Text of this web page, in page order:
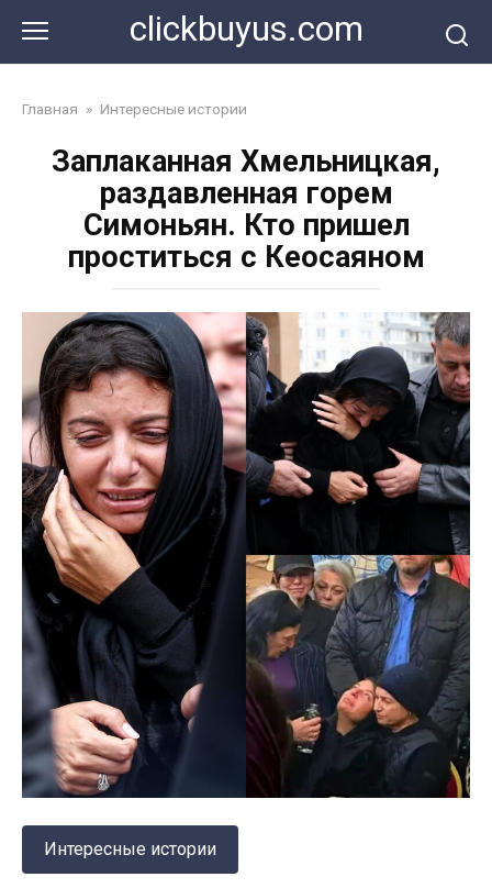
контенту
clickbuyus.com
Главная » Интересные истории
Заплаканная Хмельницкая,
раздавленная горем
Симоньян. Кто пришел
проститься с Кеосаяном
Интересные истории